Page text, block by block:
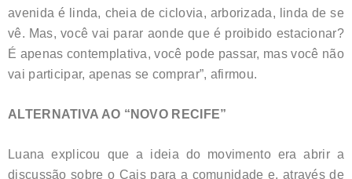
avenida é linda, cheia de ciclovia, arborizada, linda de se
vê. Mas, você vai parar aonde que é proibido estacionar?
É apenas contemplativa, você pode passar, mas você não
vai participar, apenas se comprar”, afirmou.
ALTERNATIVA AO “NOVO RECIFE”
Luana explicou que a ideia do movimento era abrir a
discussão sobre o Cais para a comunidade e, através de